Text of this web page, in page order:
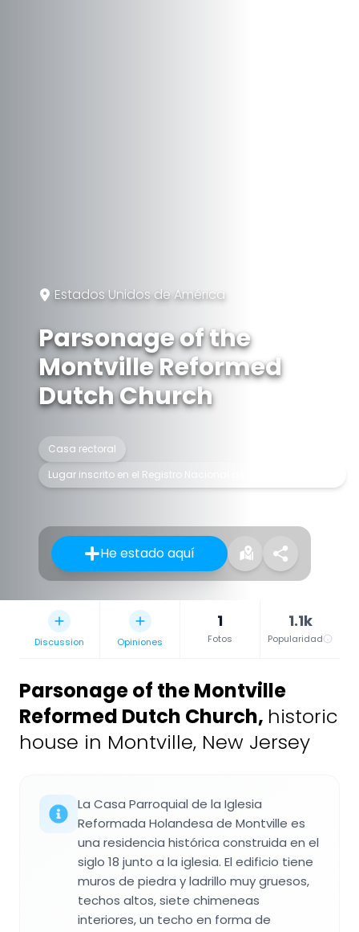
Estados Unidos de América
Parsonage of the
Montville Reformed
Dutch Church
Casa rectoral
Lugar inscrito en el Registro Nacional de Lugares Históricos
He estado aquí
Discussion Opiniones
1
Fotos
1.1k
Popularidad
Parsonage of the Montville
Reformed Dutch Church, historic
house in Montville, New Jersey
La Casa Parroquial de la Iglesia
Reformada Holandesa de Montville es
una residencia histórica construida en el
siglo 18 junto a la iglesia. El edificio tiene
muros de piedra y ladrillo muy gruesos,
techos altos, siete chimeneas
interiores, un techo en forma de